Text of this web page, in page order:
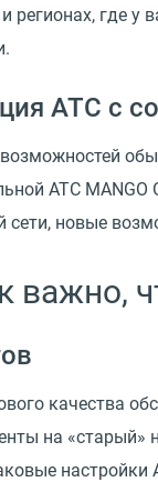
регионах, где у
АТС с
АТС
сети, новые
важно,
качества
на «старый»
настройки